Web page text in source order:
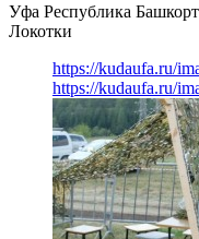
Уфа Республика
Локотки
https://kudaufa.ru/
https://kudaufa.ru/